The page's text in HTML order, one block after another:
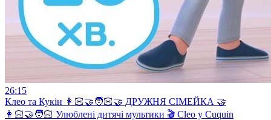
26:15
Клео та Кукiн 👩🏻‍🤝‍🧑🏻🤝 ДРУЖНЯ СІМЕЙКА 🤝
👩🏻‍🤝‍🧑🏻 Улюблені дитячі мультики 🎬 Cleo y Cuquin